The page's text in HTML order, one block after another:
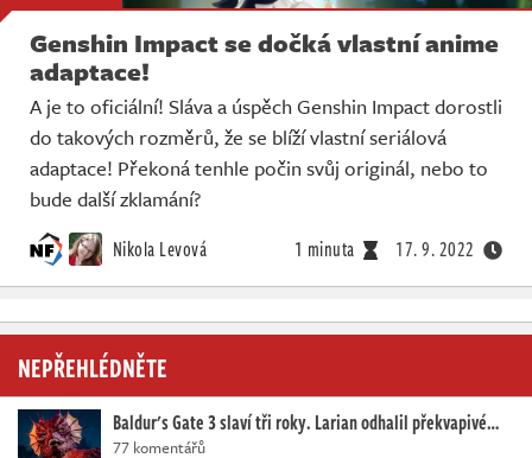
Genshin Impact se dočká vlastní anime
adaptace!
A je to oficiální! Sláva a úspěch Genshin Impact dorostli
do takových rozměrů, že se blíží vlastní seriálová
adaptace! Překoná tenhle počin svůj originál, nebo to
bude další zklamání?
Nikola Levová 1 minuta 17. 9. 2022
NEPŘEHLÉDNĚTE
Baldur's Gate 3 slaví tři roky. Larian odhalil překvapivé…
77 komentářů